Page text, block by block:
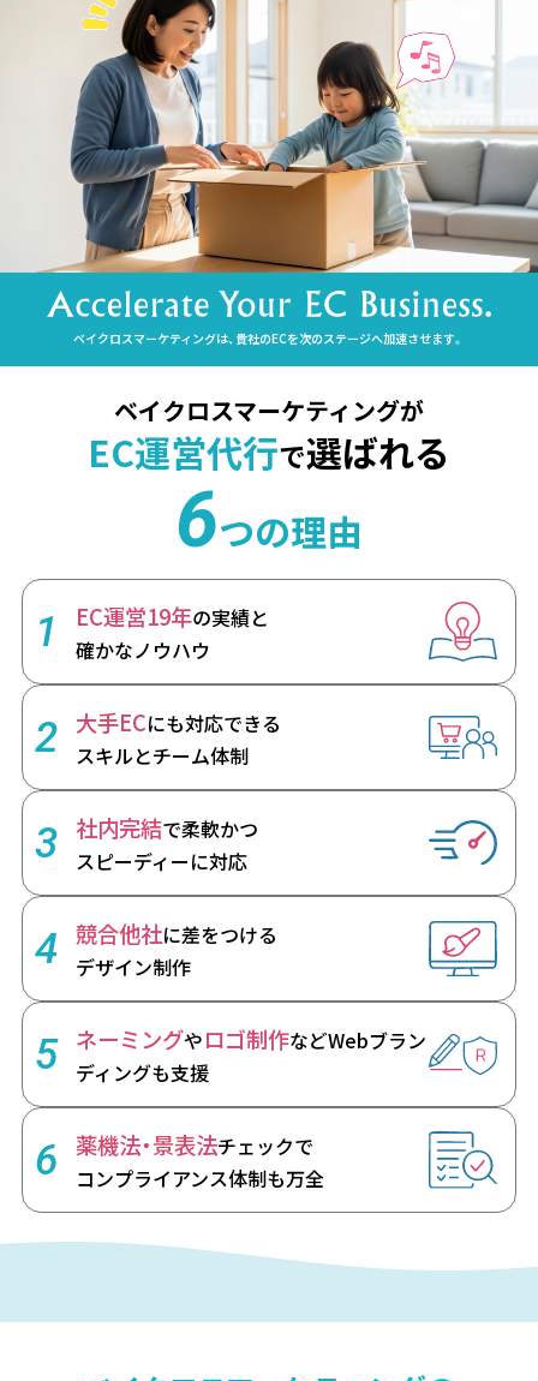
ベイクロスマーケティングは、貴社のECを次のステージへ加速させます。
ベイクロスマーケティングが
EC運営代行で選ばれる
6つの理由
1 EC運営19年の実績と
確かなノウハウ
2 大手ECにも対応できる
スキルとチーム体制
3 社内完結で柔軟かつ
スピーディーに対応
4 競合他社に差をつける
デザイン制作
5 ネーミングやロゴ制作などWebブラン
ディングも支援
6 薬機法・景表法チェックで
コンプライアンス体制も万全